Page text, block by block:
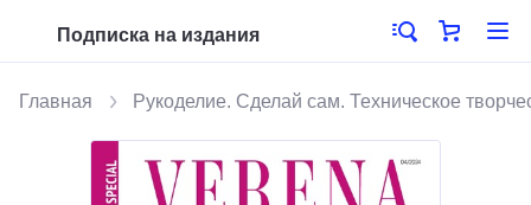
Подписка на издания
Главная Рукоделие. Сделай сам. Техническое